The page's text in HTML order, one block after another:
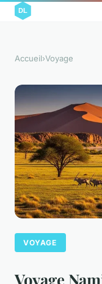
Accueil›Voyage
VOYAGE
Voyage